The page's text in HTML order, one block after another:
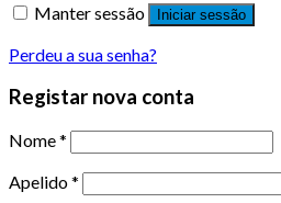
Manter sessão
Iniciar sessão
Perdeu a sua senha?
Registar nova conta
Nome*
Apelido*